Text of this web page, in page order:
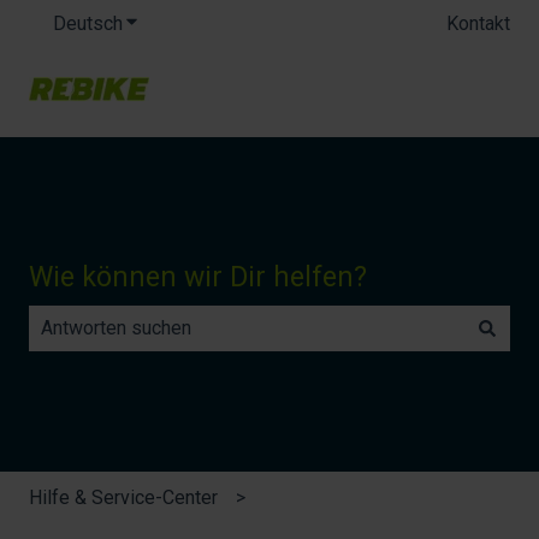
Deutsch Untermenü für Übersetzungen anzeigenKontakt
Wie können wir Dir helfen?
Hilfe & Service-Center